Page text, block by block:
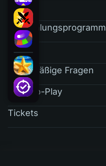
Markt
Empfehlungsprogramm
RAIN
Regelmäßige Fragen
Free-To-Play
Tickets